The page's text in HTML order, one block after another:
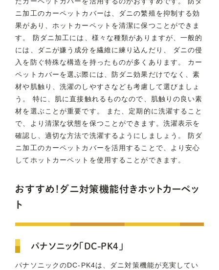
ニ加工のカーペットカバーは、ダニの繁殖を抑制する効
果があり、ホットカーペットを清潔に保つことができま
す。 防ダニ加工には、様々な種類がありますが、一般的
には、ダニが嫌う成分を繊維に練り込んだり、 ダニの侵
入を防ぐ特殊な構造を持ったものが多くあります。 カー
ペットカバーを選ぶ際には、防ダニ効果だけでなく、素
材や肌触り、洗濯のしやすさなども考慮して選びましょ
う。 特に、肌に直接触れるものなので、肌触りの良い素
材を選ぶことが重要です。 また、定期的に洗濯すること
で、より清潔な状態を保つことができます。洗濯表示を
確認し、適切な方法で洗濯するようにしましょう。 防ダ
ニ加工のカーペットカバーを活用することで、より安心
してホットカーペットを使用することができます。
おすすめ！ダニ対策機能付きホットカーペッ
ト
パナソニック「DC-PK4」
パナソニックのDC-PK4は、ダニ対策機能が充実してい